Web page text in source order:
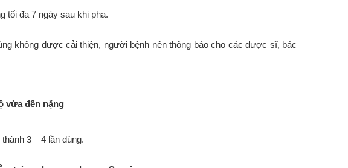
tối đa 7 ngày sau khi pha.
không được cải thiện, người bệnh nên thông báo cho các dược sĩ, bác
vừa đến nặng
3 – 4 lần dùng.